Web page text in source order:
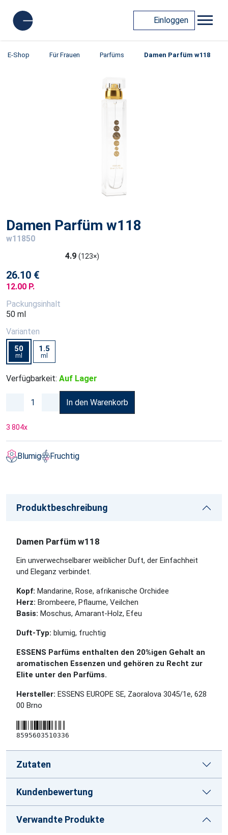
Einloggen
E-Shop Für Frauen Parfüms Damen Parfüm w118
Damen Parfüm w118
w11850
4.9 (123×)
26.10 €
12.00 P.
Packungsinhalt
50 ml
Varianten
50
ml
1.5
ml
Verfügbarkeit: Auf Lager
In den Warenkorb
3 804x
Blumig Fruchtig
Produktbeschreibung
Damen Parfüm w118
Ein unverwechselbarer weiblicher Duft, der Einfachheit
und Eleganz verbindet.
Kopf: Mandarine, Rose, afrikanische Orchidee
Herz: Brombeere, Pflaume, Veilchen
Basis: Moschus, Amarant-Holz, Efeu
Duft-Typ: blumig, fruchtig
ESSENS Parfüms enthalten den 20%igen Gehalt an
aromatischen Essenzen und gehören zu Recht zur
Elite unter den Parfüms.
Hersteller: ESSENS EUROPE SE, Zaoralova 3045/1e, 628
00 Brno
8595603510336
Zutaten
Kundenbewertung
Verwandte Produkte